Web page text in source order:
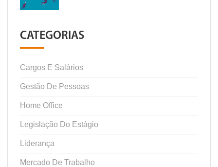
CATEGORIAS
Cargos E Salários
Gestão De Pessoas
Home Office
Legislação Do Estágio
Liderança
Mercado De Trabalho